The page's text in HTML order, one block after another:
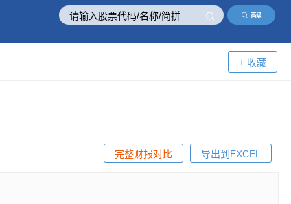
高级
+ 收藏
导出到EXCEL
完整财报对比